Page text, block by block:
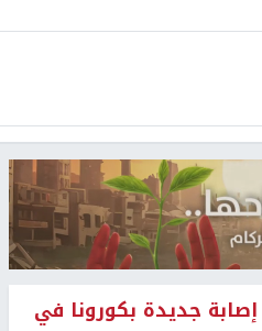
تسجيل 8 وفيات و1964 إصابة جديدة بكورونا في